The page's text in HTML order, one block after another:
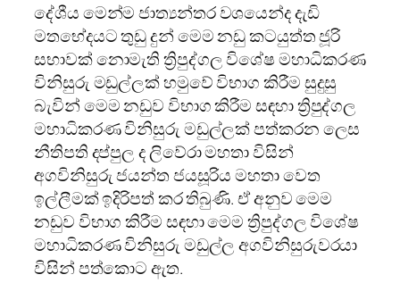
දේශීය මෙන්ම ජාත්‍යන්තර වශයෙන්ද දැඩි
මතභේදයට තුඩු දුන් මෙම නඩු කටයුත්ත ජූරි
සභාවක් නොමැති ත්‍රිපුද්ගල විශේෂ මහාධිකරණ
විනිසුරු මඩුල්ලක් හමුවේ විභාග කිරීම සුදුසු
බැවින් මෙම නඩුව විභාග කිරීම සඳහා ත්‍රිපුද්ගල
මහාධිකරණ විනිසුරු මඩුල්ලක් පත්කරන ලෙස
නීතිපති දප්පුල ද ලිවේරා මහතා විසින්
අගවිනිසුරු ජයන්ත ජයසූරිය මහතා වෙත
ඉල්ලීමක් ඉදිරිපත් කර තිබුණි. ඒ අනුව මෙම
නඩුව විභාග කිරීම සඳහා මෙම ත්‍රිපුද්ගල විශේෂ
මහාධිකරණ විනිසුරු මඩුල්ල අගවිනිසුරුවරයා
විසින් පත්කොට ඇත.